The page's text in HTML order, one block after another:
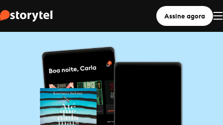
Assine agora